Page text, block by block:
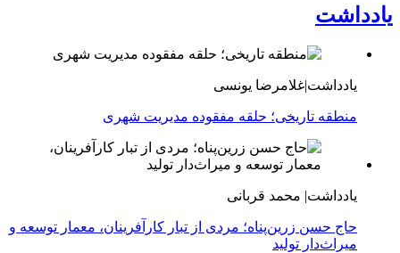
یادداشت
یادداشت|غلامرضا یونسی
منطقه تاریخی؛ حلقه مفقوده مدیریت شهری
یادداشت| محمد قربانی
حاج حسن زرین‌پناه؛ مردی از تبار کارآفرینان، معمار توسعه و
میراث‌دار تولید